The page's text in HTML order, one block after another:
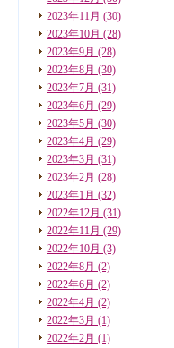
2023年11月 (30)
2023年10月 (28)
2023年9月 (28)
2023年8月 (30)
2023年7月 (31)
2023年6月 (29)
2023年5月 (30)
2023年4月 (29)
2023年3月 (31)
2023年2月 (28)
2023年1月 (32)
2022年12月 (31)
2022年11月 (29)
2022年10月 (3)
2022年8月 (2)
2022年6月 (2)
2022年4月 (2)
2022年3月 (1)
2022年2月 (1)